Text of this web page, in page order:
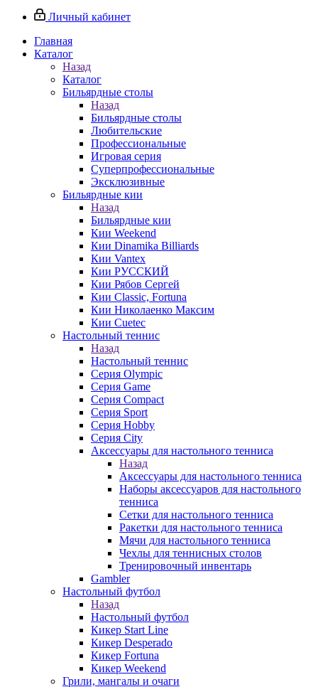
Личный кабинет
Главная
Каталог
Назад
Каталог
Бильярдные столы
Назад
Бильярдные столы
Любительские
Профессиональные
Игровая серия
Суперпрофессиональные
Эксклюзивные
Бильярдные кии
Назад
Бильярдные кии
Кии Weekend
Кии Dinamika Billiards
Кии Vantex
Кии РУССКИЙ
Кии Рябов Сергей
Кии Classic, Fortuna
Кии Николаенко Максим
Кии Cuetec
Настольный теннис
Назад
Настольный теннис
Серия Olympic
Серия Game
Серия Compact
Серия Sport
Серия Hobby
Серия City
Аксессуары для настольного тенниса
Назад
Аксессуары для настольного тенниса
Наборы аксессуаров для настольного
тенниса
Сетки для настольного тенниса
Ракетки для настольного тенниса
Мячи для настольного тенниса
Чехлы для теннисных столов
Тренировочный инвентарь
Gambler
Настольный футбол
Назад
Настольный футбол
Кикер Start Line
Кикер Desperado
Кикер Fortuna
Кикер Weekend
Грили, мангалы и очаги